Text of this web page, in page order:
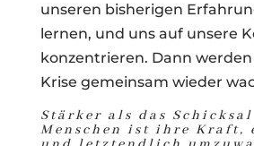
unseren bisherigen
lernen, und uns auf unsere
konzentrieren. Dann
Krise gemeinsam wieder
Stärker als das
Menschen ist ihre Kraft,